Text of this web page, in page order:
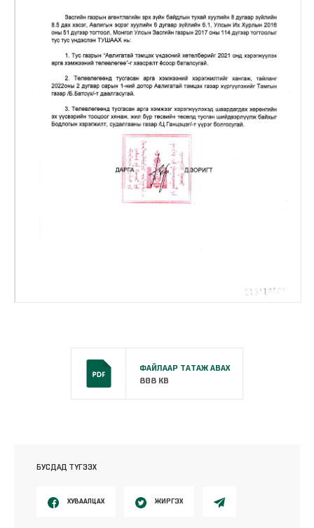
ФАЙЛААР ТАТАЖ АВАХ
808 KB
БУСДАД ТҮГЭЭХ
ХУВААЛЦАХ ЖИРГЭХ